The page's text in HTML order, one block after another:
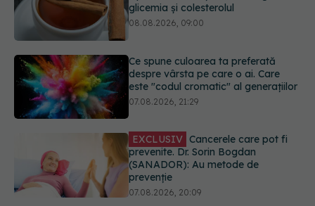
este "codul cromatic" al generațiilor
07.08.2026, 21:29
EXCLUSIV Cancerele care pot fi
prevenite. Dr. Sorin Bogdan
(SANADOR): Au metode de
prevenție
Testul din deget care ar putea
indica riscul pentru 8 boli majore
07.08.2026, 18:34